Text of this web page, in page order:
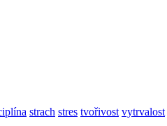
strach stres tvořivost vytrvalost